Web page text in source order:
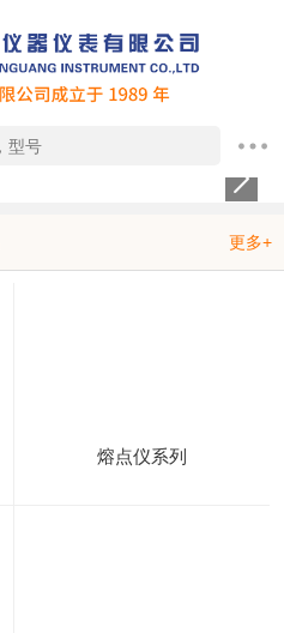
更多+
熔点仪系列